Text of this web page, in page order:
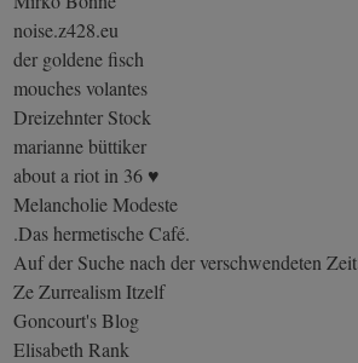
noise.z428.eu
der goldene fisch
mouches volantes
Dreizehnter Stock
marianne büttiker
about a riot in 36 ♥
Melancholie Modeste
.Das hermetische Café.
Auf der Suche nach der verschwendeten Zeit
Ze Zurrealism Itzelf
Goncourt's Blog
Elisabeth Rank